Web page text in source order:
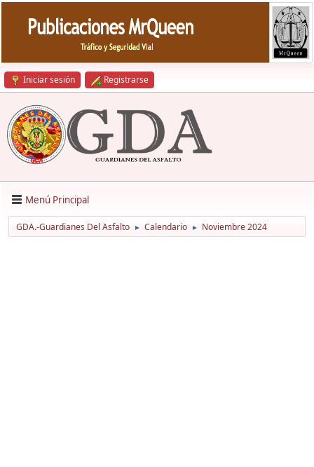
Iniciar sesión Registrarse
Menú Principal
GDA.-Guardianes Del Asfalto ► Calendario ► Noviembre 2024